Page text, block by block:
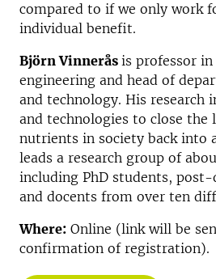
compared to if we only work
individual benefit.
Björn Vinnerås is professor
engineering and head of
and technology. His research
and technologies to close the
nutrients in society back into
leads a research group of
including PhD students, post-
and docents from over ten
Where: Online (link will be
confirmation of registration).